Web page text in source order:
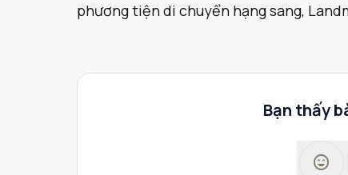
phương tiện di chuyển hạng sang,
Bạn thấy
sentiment_very_satisfied